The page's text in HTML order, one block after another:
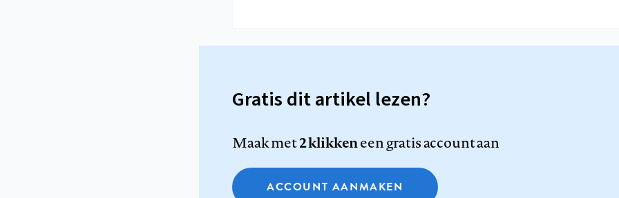
Gratis dit artikel lezen?
Maak met2 klikkeneen gratis account aan
ACCOUNT AANMAKEN